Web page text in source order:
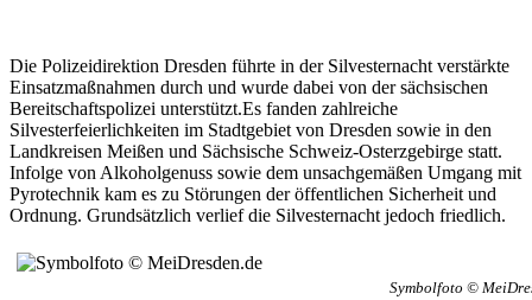
Die Polizeidirektion Dresden führte in der Silvesternacht verstärkte
Einsatzmaßnahmen durch und wurde dabei von der sächsischen
Bereitschaftspolizei unterstützt.Es fanden zahlreiche
Silvesterfeierlichkeiten im Stadtgebiet von Dresden sowie in den
Landkreisen Meißen und Sächsische Schweiz-Osterzgebirge statt.
Infolge von Alkoholgenuss sowie dem unsachgemäßen Umgang mit
Pyrotechnik kam es zu Störungen der öffentlichen Sicherheit und
Ordnung. Grundsätzlich verlief die Silvesternacht jedoch friedlich.
Symbolfoto ©